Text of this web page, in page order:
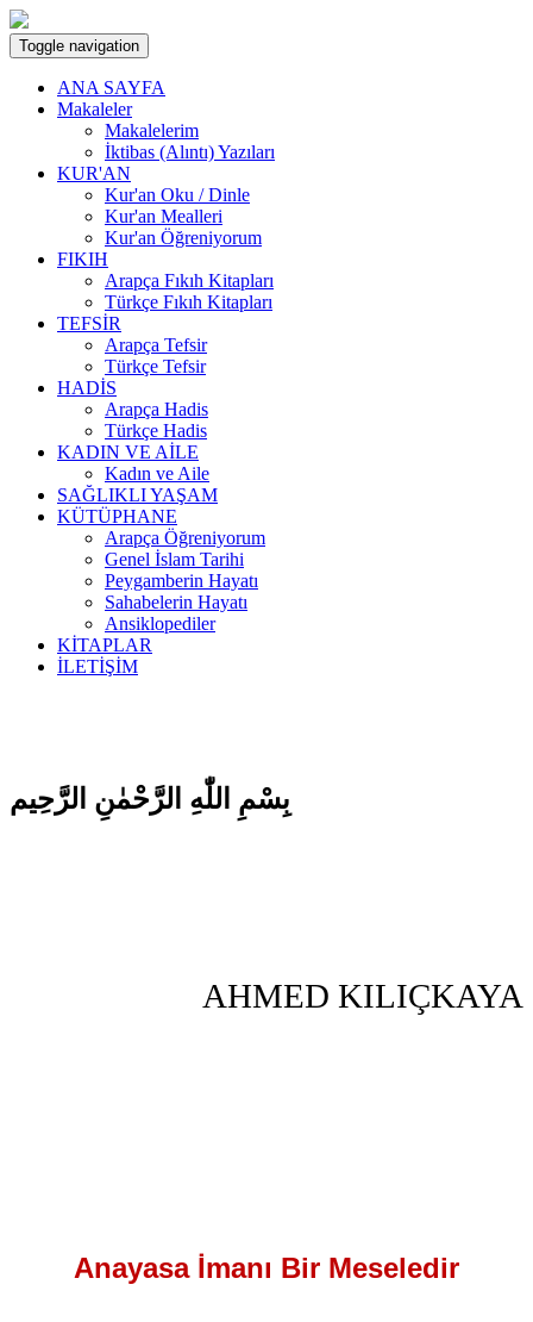
Toggle navigation
ANA SAYFA
Makaleler
Makalelerim
İktibas (Alıntı) Yazıları
KUR'AN
Kur'an Oku / Dinle
Kur'an Mealleri
Kur'an Öğreniyorum
FIKIH
Arapça Fıkıh Kitapları
Türkçe Fıkıh Kitapları
TEFSİR
Arapça Tefsir
Türkçe Tefsir
HADİS
Arapça Hadis
Türkçe Hadis
KADIN VE AİLE
Kadın ve Aile
SAĞLIKLI YAŞAM
KÜTÜPHANE
Arapça Öğreniyorum
Genel İslam Tarihi
Peygamberin Hayatı
Sahabelerin Hayatı
Ansiklopediler
KİTAPLAR
İLETİŞİM
بِسْمِ اللّٰهِ الرَّحْمٰنِ الرَّحِيم
AHMED KILIÇKAYA
Anayasa İmanı Bir Meseledir